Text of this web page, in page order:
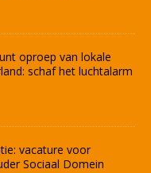
oproep van lokale
schaf het luchtalarm
vacature voor
Sociaal Domein